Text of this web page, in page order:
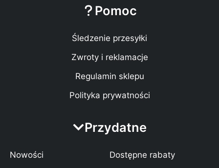
Pomoc
Śledzenie przesyłki
Zwroty i reklamacje
Regulamin sklepu
Polityka prywatności
Przydatne
Nowości
Dostępne rabaty